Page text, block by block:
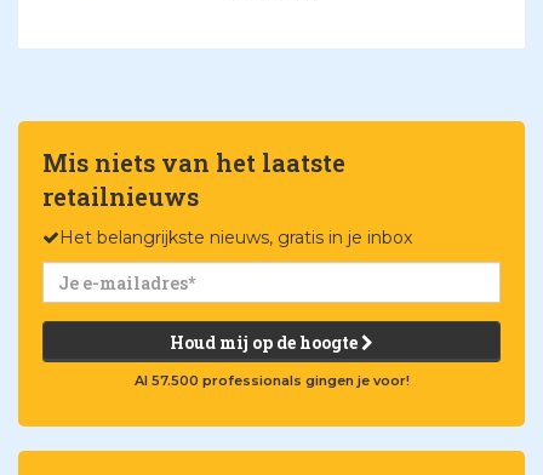
Mis niets van het laatste
retailnieuws
Het belangrijkste nieuws, gratis in je inbox
Houd mij op de hoogte
Al 57.500 professionals gingen je voor!